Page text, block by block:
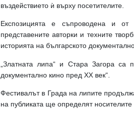
въздействието ѝ върху посетителите.
Експозицията е съпроводена и от
представените авторки и техните
историята на българското
„Златната липа“ и Стара Загора са
документално кино пред ХХ век“.
Фестивалът в Града на липите
на публиката ще определят носителите